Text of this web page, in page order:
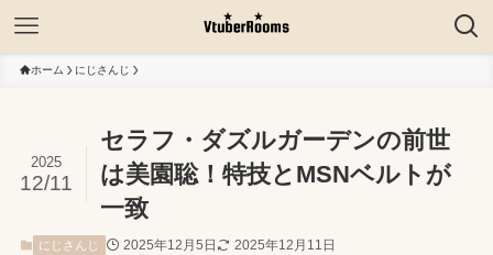
ホーム にじさんじ
セラフ・ダズルガーデンの前世
は美園聡！特技とMSNベルトが
一致
2025
12/11
にじさんじ 2025年12月5日 2025年12月11日